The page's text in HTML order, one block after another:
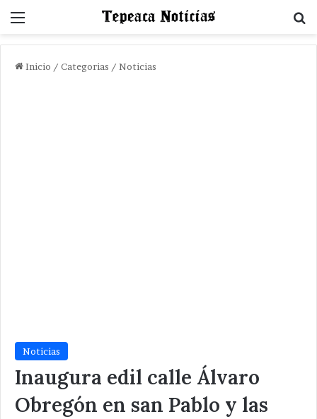
Menu
Inicio / Categorias / Noticias
Noticias
Inaugura edil calle Álvaro
Obregón en san Pablo y las